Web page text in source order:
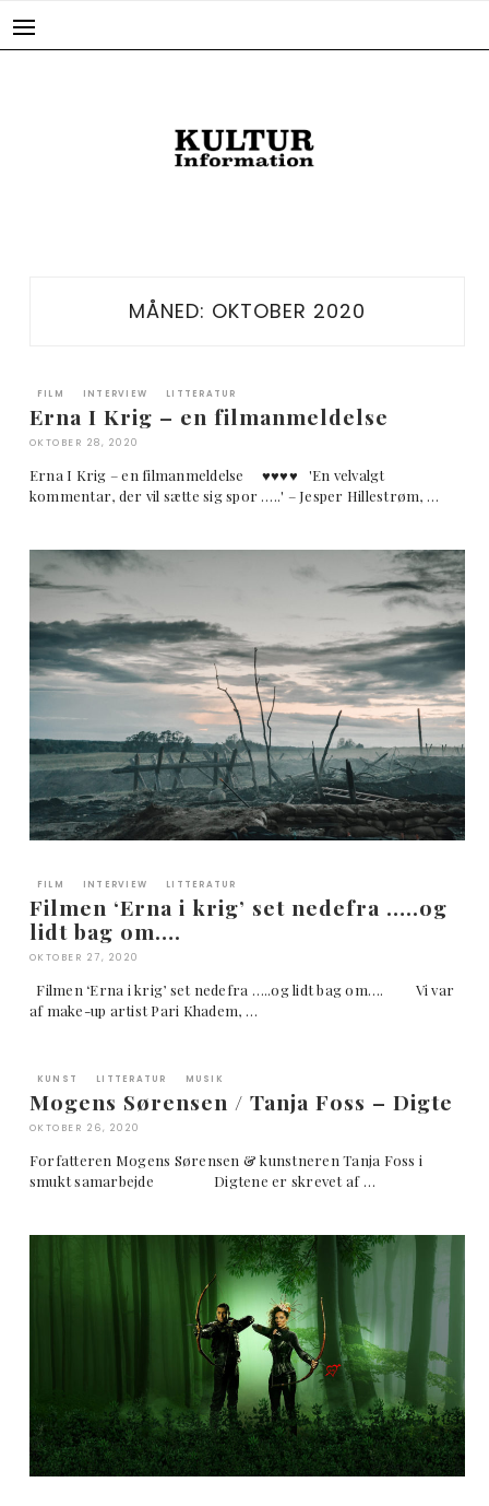
MÅNED: OKTOBER 2020
FILM INTERVIEW LITTERATUR
Erna I Krig – en filmanmeldelse
OKTOBER 28, 2020
Erna I Krig – en filmanmeldelse ♥︎♥︎♥︎♥︎ 'En velvalgt
kommentar, der vil sætte sig spor …..' – Jesper Hillestrøm, …
FILM INTERVIEW LITTERATUR
Filmen ‘Erna i krig’ set nedefra …..og
lidt bag om….
OKTOBER 27, 2020
Filmen ‘Erna i krig’ set nedefra …..og lidt bag om…. Vi var
af make-up artist Pari Khadem, …
KUNST LITTERATUR MUSIK
Mogens Sørensen / Tanja Foss – Digte
OKTOBER 26, 2020
Forfatteren Mogens Sørensen & kunstneren Tanja Foss i
smukt samarbejde Digtene er skrevet af …